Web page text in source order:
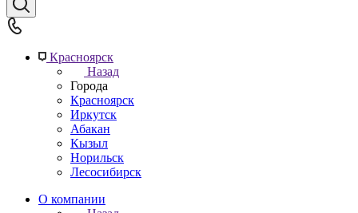
Красноярск
Назад
Города
Красноярск
Иркутск
Абакан
Кызыл
Норильск
Лесосибирск
О компании